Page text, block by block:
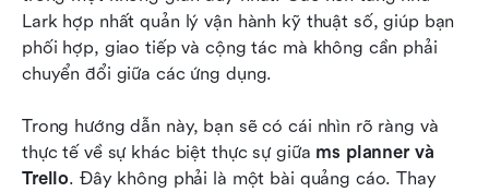
Lark hợp nhất quản lý vận hành kỹ thuật số, giúp bạn
phối hợp, giao tiếp và cộng tác mà không cần phải
chuyển đổi giữa các ứng dụng.
Trong hướng dẫn này, bạn sẽ có cái nhìn rõ ràng và
thực tế về sự khác biệt thực sự giữa ms planner và
Trello. Đây không phải là một bài quảng cáo. Thay